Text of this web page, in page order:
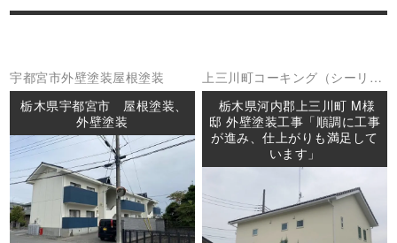
宇都宮市外壁塗装屋根塗装
栃木県宇都宮市 屋根塗装、
外壁塗装
上三川町コーキング（シーリン
グ外壁塗装防水工事
栃木県河内郡上三川町 M様
邸 外壁塗装工事「順調に工事
が進み、仕上がりも満足して
います」